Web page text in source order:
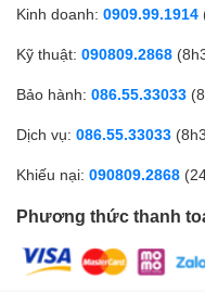
Kinh doanh: 0909.99.1914
Kỹ thuật: 090809.2868
Bảo hành: 086.55.33033
Dịch vụ: 086.55.33033
Khiếu nại: 090809.2868
Phương thức thanh